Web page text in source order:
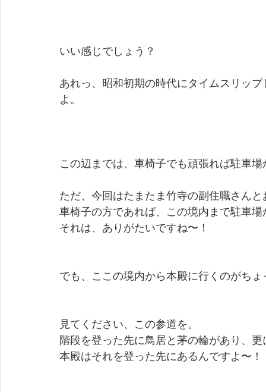
いい感じでしょう？
あれっ、昭和初期の時代にタイムスリッ
よ。
この辺までは、車椅子でも頑張れば駐車
ただ、今回はたまたま竹寺の副住職さん
車椅子の方であれば、この境内まで駐車
それは、ありがたいですね〜！
でも、ここの境内から本殿に行くのがち
見てください、この参道を。
階段を登った先に鳥居と茅の輪があり、
本殿はそれを登った先にあるんですよ〜！